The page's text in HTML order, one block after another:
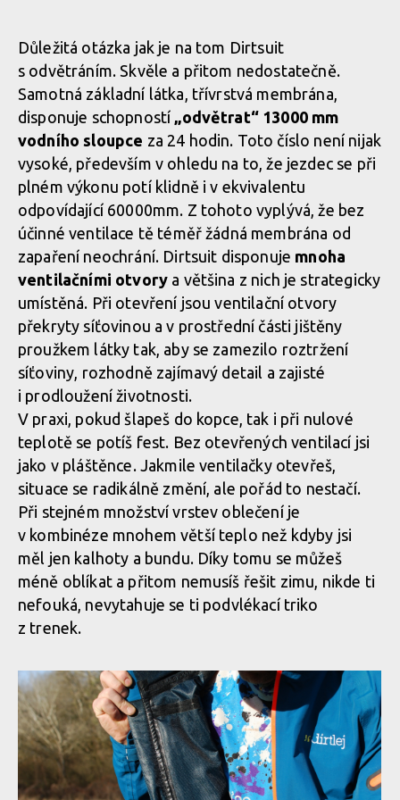
Test: kombinéza Dirtlej Dirtsuit core edition - a neřešíš špatné
počasí
Test: kombinéza Dirtlej Dirtsuit core edition - a neřešíš špatné
počasí
Test: kombinéza Dirtlej Dirtsuit core edition - a neřešíš špatné
počasí
Test: kombinéza Dirtlej Dirtsuit core edition - a neřešíš špatné
počasí
Test: kombinéza Dirtlej Dirtsuit core edition - a neřešíš špatné
počasí
Test: kombinéza Dirtlej Dirtsuit core edition - a neřešíš špatné
počasí
Test: kombinéza Dirtlej Dirtsuit core edition - a neřešíš špatné
počasí
Test: kombinéza Dirtlej Dirtsuit core edition - a neřešíš špatné
počasí
Test: kombinéza Dirtlej Dirtsuit core edition - a neřešíš špatné
počasí
Test: kombinéza Dirtlej Dirtsuit core edition - a neřešíš špatné
počasí
Test: kombinéza Dirtlej Dirtsuit core edition - a neřešíš špatné
počasí
Test: kombinéza Dirtlej Dirtsuit core edition - a neřešíš špatné
počasí
Test: kombinéza Dirtlej Dirtsuit core edition - a neřešíš špatné
počasí
počasí
Důležitá otázka jak je na tom Dirtsuit
s odvětráním. Skvěle a přitom nedostatečně.
Samotná základní látka, třívrstvá membrána,
disponuje schopností „odvětrat“ 13000 mm
vodního sloupce za 24 hodin. Toto číslo není nijak
vysoké, především v ohledu na to, že jezdec se při
plném výkonu potí klidně i v ekvivalentu
odpovídající 60000mm. Z tohoto vyplývá, že bez
účinné ventilace tě téměř žádná membrána od
zapaření neochrání. Dirtsuit disponuje mnoha
ventilačními otvory a většina z nich je strategicky
umístěná. Při otevření jsou ventilační otvory
překryty síťovinou a v prostřední části jištěny
proužkem látky tak, aby se zamezilo roztržení
síťoviny, rozhodně zajímavý detail a zajisté
i prodloužení životnosti.
V praxi, pokud šlapeš do kopce, tak i při nulové
teplotě se potíš fest. Bez otevřených ventilací jsi
jako v pláštěnce. Jakmile ventilačky otevřeš,
situace se radikálně změní, ale pořád to nestačí.
Při stejném množství vrstev oblečení je
v kombinéze mnohem větší teplo než kdyby jsi
měl jen kalhoty a bundu. Díky tomu se můžeš
méně oblíkat a přitom nemusíš řešit zimu, nikde ti
nefouká, nevytahuje se ti podvlékací triko
z trenek.